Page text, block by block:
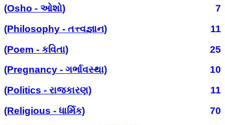
(Osho - ઓશો)
7
(Philosophy - તત્ત્વજ્ઞાન)
11
(Poem - કવિતા)
25
(Pregnancy - ગર્ભાવસ્થા)
10
(Politics - રાજકારણ)
11
(Religious - ધાર્મિક)
70